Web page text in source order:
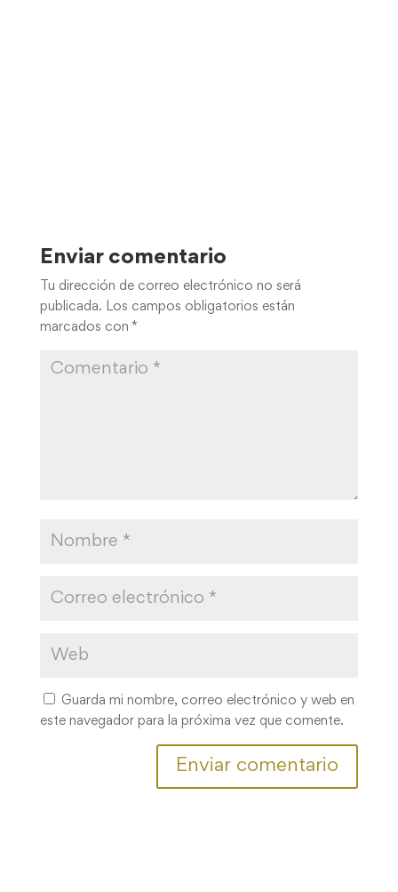
Enviar comentario
Tu dirección de correo electrónico no será
publicada.
Los campos obligatorios están
marcados con *
Guarda mi nombre, correo electrónico y web en
este navegador para la próxima vez que comente.